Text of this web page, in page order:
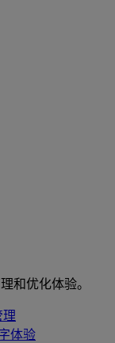
和优化体验。
理
体验